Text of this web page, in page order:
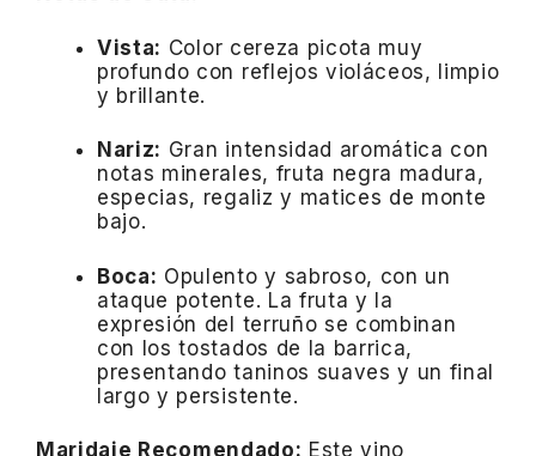
Vista: Color cereza picota muy
profundo con reflejos violáceos, limpio
y brillante.
Nariz: Gran intensidad aromática con
notas minerales, fruta negra madura,
especias, regaliz y matices de monte
bajo.
Boca: Opulento y sabroso, con un
ataque potente. La fruta y la
expresión del terruño se combinan
con los tostados de la barrica,
presentando taninos suaves y un final
largo y persistente.
Maridaje Recomendado: Este vino